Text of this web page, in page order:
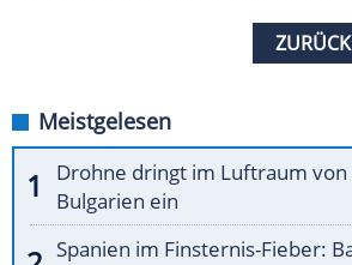
Meistgelesen
Drohne dringt im Luftraum von
Bulgarien ein
Spanien im Finsternis-Fieber: